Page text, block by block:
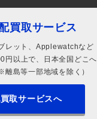
買取サービス
レット、Applewatchなど
円以上で、日本全国どこへ
島等一部地域を除く）
取サービスへ